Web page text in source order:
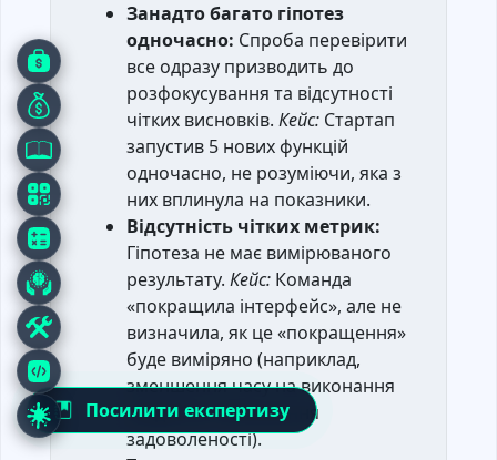
Занадто багато гіпотез
одночасно: Спроба перевірити
все одразу призводить до
розфокусування та відсутності
чітких висновків. Кейс: Стартап
запустив 5 нових функцій
одночасно, не розуміючи, яка з
них вплинула на показники.
Відсутність чітких метрик:
Гіпотеза не має вимірюваного
результату. Кейс: Команда
«покращила інтерфейс», але не
визначила, як це «покращення»
буде виміряно (наприклад,
зменшення часу на виконання
завдання, збільшення
задоволеності).
Посилити експертизу